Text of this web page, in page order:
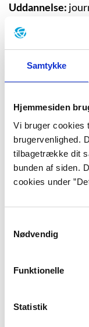
Samtykke
Hjemmesiden
Vi bruger cookies
brugervenlighed.
tilbagetrække dit
bunden af siden.
cookies under
Nødvendig
Funktionelle
Statistik
Uddannelse:
Debut:
Priser:Forlaget
Seneste
Inspiration:
Bjarne
debuterede i
Rejsen til det
før Rejsen til det
Forfatteren bor i